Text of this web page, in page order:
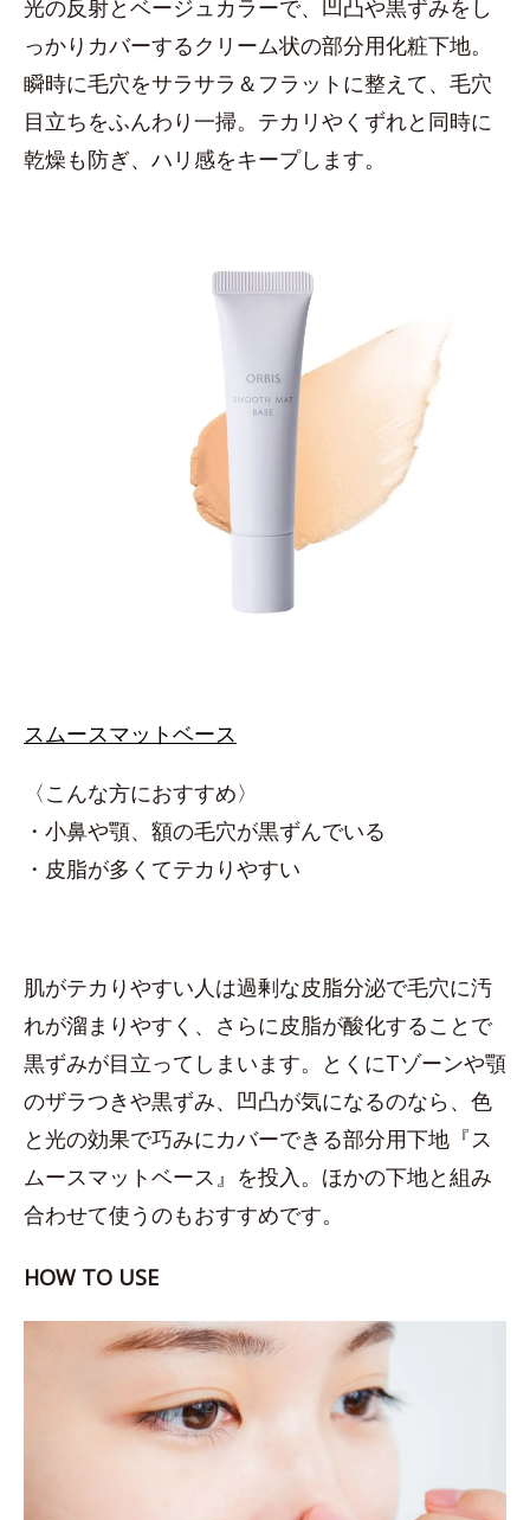
光の反射とベージュカラーで、凹凸や黒ずみをし
っかりカバーするクリーム状の部分用化粧下地。
瞬時に毛穴をサラサラ＆フラットに整えて、毛穴
目立ちをふんわり一掃。テカリやくずれと同時に
乾燥も防ぎ、ハリ感をキープします。
スムースマットベース
〈こんな方におすすめ〉
・小鼻や顎、額の毛穴が黒ずんでいる
・皮脂が多くてテカりやすい
肌がテカりやすい人は過剰な皮脂分泌で毛穴に汚
れが溜まりやすく、さらに皮脂が酸化することで
黒ずみが目立ってしまいます。とくにTゾーンや顎
のザラつきや黒ずみ、凹凸が気になるのなら、色
と光の効果で巧みにカバーできる部分用下地『ス
ムースマットベース』を投入。ほかの下地と組み
合わせて使うのもおすすめです。
HOW TO USE